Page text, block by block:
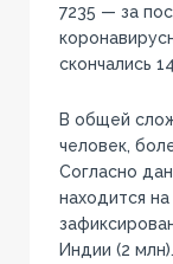
7235 — за
скончались
В общей
человек,
Согласно
находится
Индии (2 млн).